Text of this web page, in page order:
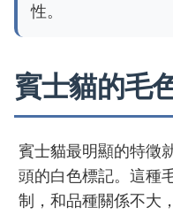
性。
賓士貓的毛
賓士貓最明顯的特徵
頭的白色標記。這種
制，和品種關係不大